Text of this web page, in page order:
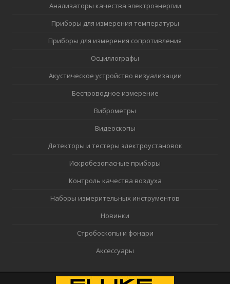
Анализаторы качества электроэнергии
Приборы для измерения температуры
Приборы для измерения сопротивления
Осциллографы
Акустическое устройство визуализации
Беспроводное измерение
Виброметры
Видеоскопы
Детекторы и тестеры электроустановок
Искробезопасные приборы
Контроль качества воздуха
Наборы измерительных инструментов
Новинки
Стробоскопы и фонари
Аксессуары